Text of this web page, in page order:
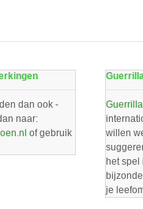
dan ook -
naar:
of gebruik
willen
het spel
je